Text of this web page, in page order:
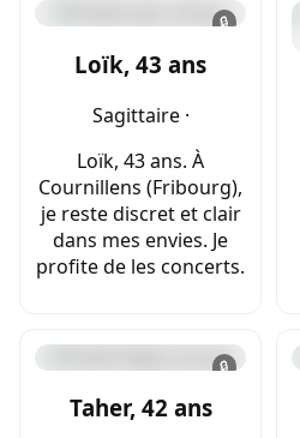
🔒
Loïk, 43 ans
Sagittaire ·
Loïk, 43 ans. À
Cournillens (Fribourg),
je reste discret et clair
dans mes envies. Je
profite de les concerts.
🔒
Taher, 42 ans